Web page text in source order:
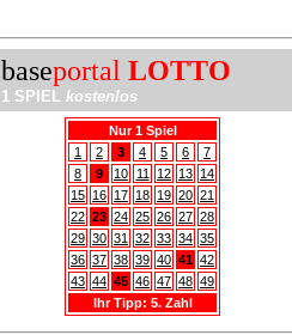
baseportal LOTTO
1 SPIEL kostenlos
Nur 1 Spiel
1
2 3 4 5 6
7
8
9 10 11 12 13 14
15 16 17 18 19 20 21
22 23 24 25 26 27 28
29 30 31 32 33 34 35
36 37 38 39 40 41 42
43 44 45 46 47 48 49
Ihr Tipp: 5. Zahl